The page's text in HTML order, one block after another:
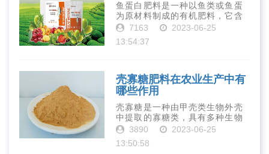
鱼蛋白肥料是一种以鱼类或鱼蛋
为原材料制成的有机肥料，它含
有丰富的营养物质，如氮、磷、
钾、钙、镁等元素以及多种微量
元素和植物生长因子。这些营养
7163
2023-06-25
13:54:37
壳寡糖肥料在农业生产中有
哪些作用
壳寡糖是一种由甲壳类生物外壳
中提取的寡糖类，具有多种生物
活性和营养价值。在农业生产
中，壳寡糖也有许多作用，特别
是作为一种新型的有机肥料，壳
3890
2023-06-25
13:50:58